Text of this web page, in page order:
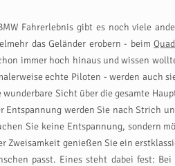
Fahrerlebnis gibt es noch viele
das Geländer erobern - beim
immer hoch hinaus und wissen
echte Piloten - werden auch
wunderbare Sicht über die gesamte
Entspannung werden Sie nach Strich
Sie keine Entspannung, sondern
Zweisamkeit genießen Sie ein
passt. Eines steht dabei fest: